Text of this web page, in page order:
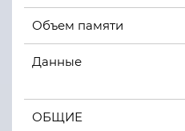
Объем памяти
Данные
ОБЩИЕ